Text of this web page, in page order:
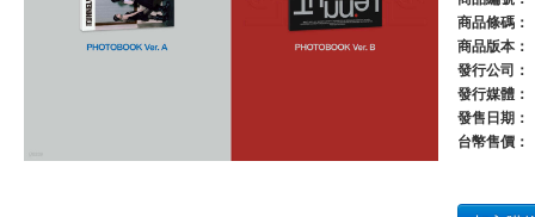
商品條碼：
商品版本：
發行公司：
發行媒體：
發售日期：
台幣售價：